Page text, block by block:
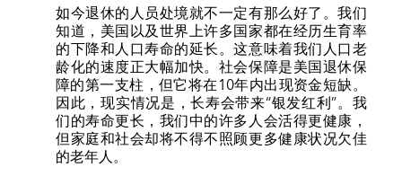
如今退休的人员处境就不一定有那么好了。我们
知道，美国以及世界上许多国家都在经历生育率
的下降和人口寿命的延长。这意味着我们人口老
龄化的速度正大幅加快。社会保障是美国退休保
障的第一支柱，但它将在10年内出现资金短缺。
因此，现实情况是，长寿会带来“银发红利”。我
们的寿命更长，我们中的许多人会活得更健康，
但家庭和社会却将不得不照顾更多健康状况欠佳
的老年人。